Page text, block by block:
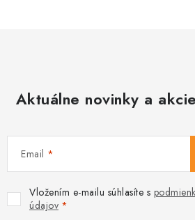
Aktuálne novinky a
Email
Vložením e-mailu súhlasíte s
údajov